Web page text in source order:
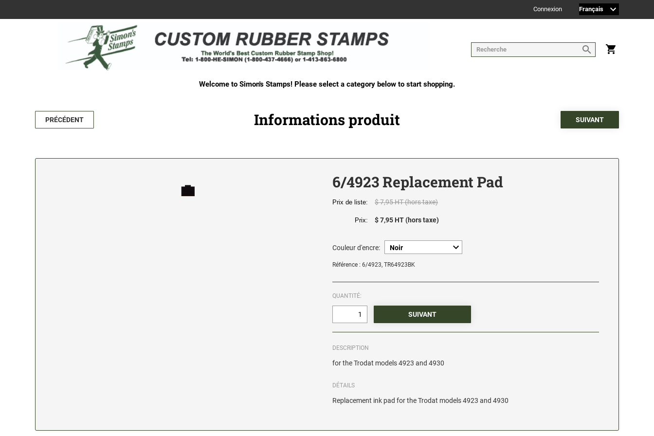
Connexion
Welcome to Simon's Stamps! Please select a category below to start shopping.
PRÉCÉDENT Informations produit
6/4923 Replacement Pad
Prix de liste: $ 7,95 HT (hors taxe)
Prix: $ 7,95 HT (hors taxe)
Couleur d'encre:
Référence : 6/4923, TR64923BK
QUANTITÉ:
DESCRIPTION
for the Trodat models 4923 and 4930
DÉTAILS
Replacement ink pad for the Trodat models 4923 and 4930